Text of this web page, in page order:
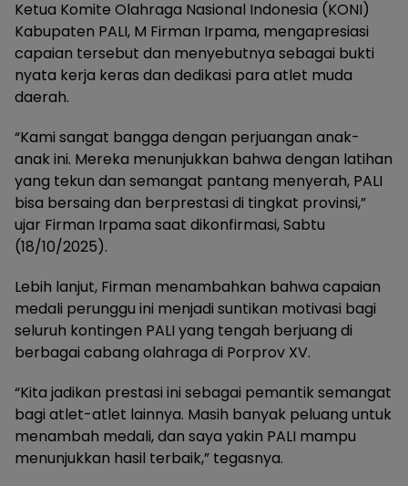
Ketua Komite Olahraga Nasional Indonesia (KONI)
Kabupaten PALI, M Firman Irpama, mengapresiasi
capaian tersebut dan menyebutnya sebagai bukti
nyata kerja keras dan dedikasi para atlet muda
daerah.
“Kami sangat bangga dengan perjuangan anak-
anak ini. Mereka menunjukkan bahwa dengan latihan
yang tekun dan semangat pantang menyerah, PALI
bisa bersaing dan berprestasi di tingkat provinsi,”
ujar Firman Irpama saat dikonfirmasi, Sabtu
(18/10/2025).
Lebih lanjut, Firman menambahkan bahwa capaian
medali perunggu ini menjadi suntikan motivasi bagi
seluruh kontingen PALI yang tengah berjuang di
berbagai cabang olahraga di Porprov XV.
“Kita jadikan prestasi ini sebagai pemantik semangat
bagi atlet-atlet lainnya. Masih banyak peluang untuk
menambah medali, dan saya yakin PALI mampu
menunjukkan hasil terbaik,” tegasnya.